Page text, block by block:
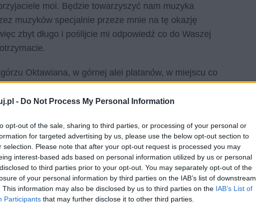
- Do Not Process My Personal Information
opt-out of the sale, sharing to third parties, or processing of your personal or
for targeted advertising by us, please use the below opt-out section to
selection. Please note that after your opt-out request is processed you may
interest-based ads based on personal information utilized by us or personal
to third parties prior to your opt-out. You may separately opt-out of the
of your personal information by third parties on the IAB’s list of downstream
This information may also be disclosed by us to third parties on the IAB’s List of
Participants that may further disclose it to other third parties.
moi. Będzie towarzyszyć nam muzyka
muzyków specjalnie przeze mnie na tę okazję
zbyt długo i poślijcie mi odpowiedź co do Waszej
Oktawiana, w górnej alei platanów, w miejscu co
do nie odnalezienia. Taka lokalizacja sprzyja
Rzymu, włącznie z pałacem ukochanego
i jeśli czas Wam pozwala przyjdźcie, a nie miną
wieczór.
i wielkiej przyjaźni